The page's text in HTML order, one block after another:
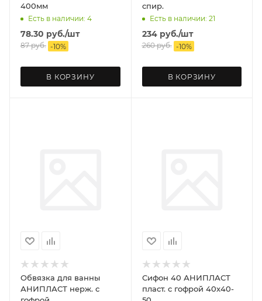
400мм
Есть в наличии: 4
78.30 руб./шт
87руб. -10%
В КОРЗИНУ
спир.
Есть в наличии: 21
234руб./шт
260руб. -10%
В КОРЗИНУ
Обвязка для ванны
АНИПЛАСТ нерж. с
Сифон 40 АНИПЛАСТ
пласт. с гофрой 40х40-